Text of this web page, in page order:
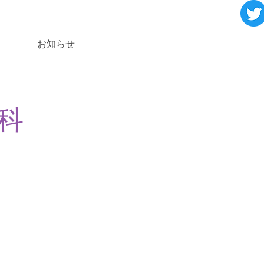
お知らせ